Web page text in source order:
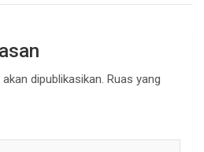
dipublikasikan. Ruas yang